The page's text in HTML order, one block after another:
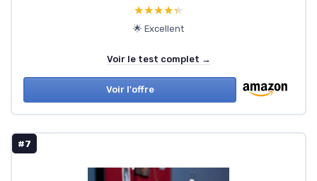
★★★★★
★★★★★
🌟 Excellent
Voir le test complet →
Voir l'offre
#7